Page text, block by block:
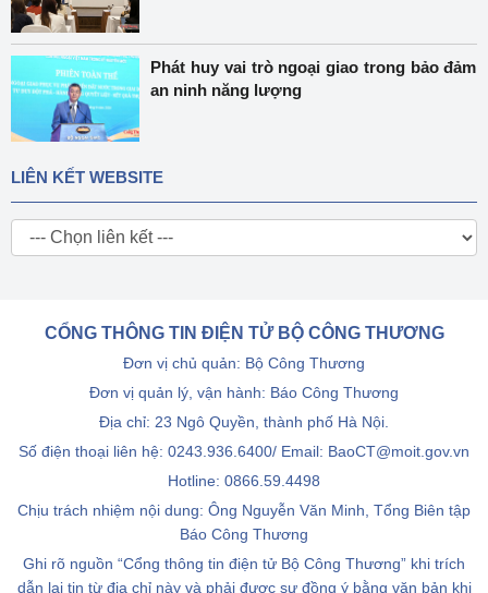
Phát huy vai trò ngoại giao trong bảo đảm
an ninh năng lượng
LIÊN KẾT WEBSITE
CỔNG THÔNG TIN ĐIỆN TỬ BỘ CÔNG THƯƠNG
Đơn vị chủ quản: Bộ Công Thương
Đơn vị quản lý, vận hành: Báo Công Thương
Địa chỉ: 23 Ngô Quyền, thành phố Hà Nội.
Số điện thoại liên hệ: 0243.936.6400/ Email: BaoCT@moit.gov.vn
Hotline: 0866.59.4498
Chịu trách nhiệm nội dung: Ông Nguyễn Văn Minh, Tổng Biên tập
Báo Công Thương
Ghi rõ nguồn “Cổng thông tin điện tử Bộ Công Thương” khi trích
dẫn lại tin từ địa chỉ này và phải được sự đồng ý bằng văn bản khi